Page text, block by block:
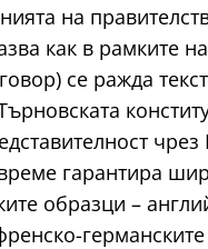
на
как в рамките на
се ражда
гарантира
образци –